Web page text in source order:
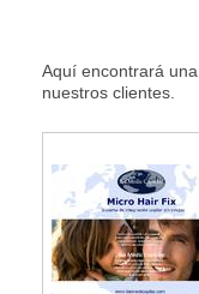
Aquí encontrará
nuestros clientes.